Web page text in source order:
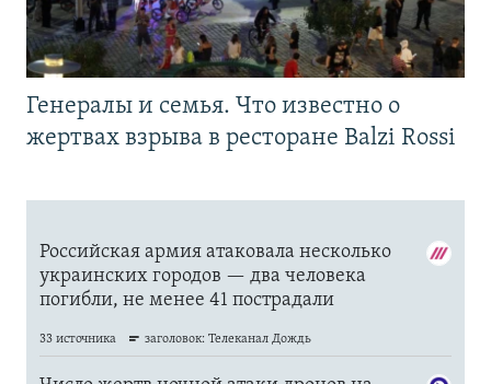
Генералы и семья. Что известно о
жертвах взрыва в ресторане Balzi Rossi